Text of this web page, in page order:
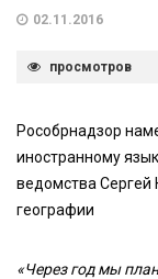
02.11.2016
просмотров
Рособрнадзор
иностранному
ведомства Сергей
географии
«Через год мы